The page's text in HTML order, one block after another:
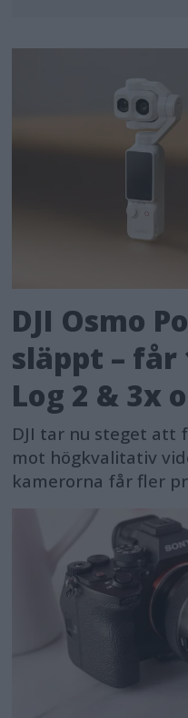
DJI Osmo
släppt – får
Log 2 & 3x
DJI tar nu steget att
mot högkvalitativ
kamerorna får fler